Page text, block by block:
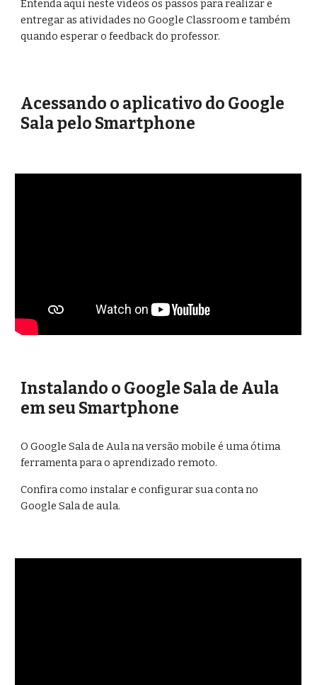
Entenda aqui neste vídeos os passos para realizar e
entregar as atividades no Google Classroom e também
quando esperar o feedback do professor.
Acessando o aplicativo do Google
Sala pelo Smartphone
Instalando o Google Sala de Aula
em seu Smartphone
O Google Sala de Aula na versão mobile é uma ótima
ferramenta para o aprendizado remoto.
Confira como instalar e configurar sua conta no
Google Sala de aula.